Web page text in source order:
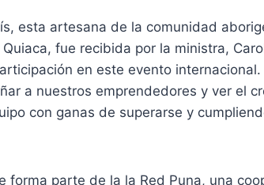
esta artesana de la comunidad
fue recibida por la ministra,
en este evento internacional.
a nuestros emprendedores y ver el
con ganas de superarse y
forma parte de la la Red Puna, una